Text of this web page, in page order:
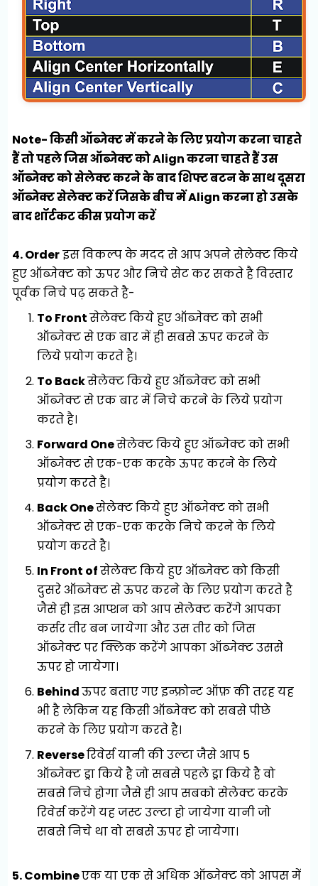
Note- किसी ऑब्जेक्ट में करने के लिए प्रयोग करना चाहते
हैं तो पहले जिस ऑब्जेक्ट को Align करना चाहते हैं उस
ऑब्जेक्ट को सेलेक्ट करने के बाद शिफ्ट बटन के साथ दूसरा
ऑब्जेक्ट सेलेक्ट करें जिसके बीच में Align करना हो उसके
बाद शॉर्टकट कीस प्रयोग करें
4. Orderइस विकल्प के मदद से आप अपने सेलेक्ट किये
हुए ऑब्जेक्ट को ऊपर और निचे सेट कर सकते है विस्तार
पूर्वक निचे पढ़ सकते है-
To Frontसेलेक्ट किये हुए ऑब्जेक्ट को सभी
ऑब्जेक्ट से एक बार में ही सबसे ऊपर करने के
लिये प्रयोग करते है।
To Backसेलेक्ट किये हुए ऑब्जेक्ट को सभी
ऑब्जेक्टसे एक बार में निचे करने के लिये प्रयोग
करते है।
Forward Oneसेलेक्ट किये हुए ऑब्जेक्ट को सभी
ऑब्जेक्टसे एक-एक करके ऊपर करने के लिये
प्रयोग करते है।
Back Oneसेलेक्ट किये हुए ऑब्जेक्ट को सभी
ऑब्जेक्टसे एक-एक करके निचे करने के लिये
प्रयोग करते है।
In Front ofसेलेक्ट किये हुए ऑब्जेक्ट को किसी
दुसरे ऑब्जेक्ट से ऊपर करने के लिए प्रयोग करते है
जैसे ही इस आप्शन को आप सेलेक्ट करेंगे आपका
कर्सर तीर बन जायेगा और उस तीर को जिस
ऑब्जेक्ट पर क्लिक करेंगे आपका ऑब्जेक्ट उससे
ऊपर हो जायेगा।
Behindऊपर बताए गए इन्फ्रोन्ट ऑफ़ की तरह यह
भी है लेकिन यह किसी ऑब्जेक्ट को सबसे पीछे
करने के लिए प्रयोग करते है।
Reverseरिवेर्स यानी की उल्टा जैसे आप 5
ऑब्जेक्ट ड्रा किये है जो सबसे पहले ड्रा किये है वो
सबसे निचे होगा जैसे ही आप सबको सेलेक्ट करके
रिवेर्स करेंगे यह जस्ट उल्टा हो जायेगा यानी जो
सबसे निचे था वो सबसे ऊपर हो जायेगा।
5. Combineएक या एक से अधिक ऑब्जेक्ट को आपस में